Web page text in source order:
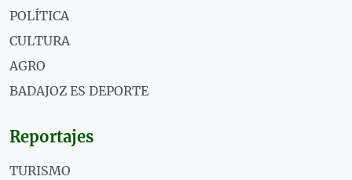
POLÍTICA
CULTURA
AGRO
BADAJOZ ES DEPORTE
Reportajes
TURISMO